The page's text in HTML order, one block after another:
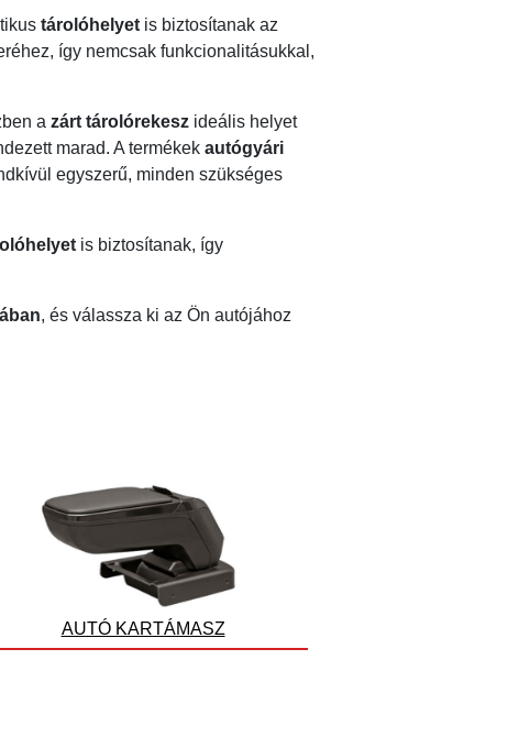
tárolóhelyet is biztosítanak az
így nemcsak funkcionalitásukkal,
azárt tárolórekesz ideális helyet
marad. A termékekautógyári
egyszerű, minden szükséges
is biztosítanak, így
, és válassza ki az Ön autójához
AUTÓ KARTÁMASZ